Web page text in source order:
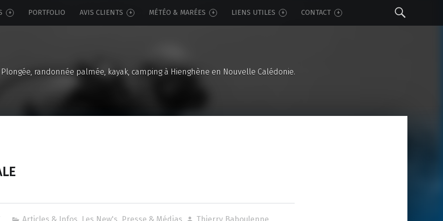
PORTFOLIO AVIS CLIENTS MÉTÉO & MARÉES LIENS UTILES CONTACT
Plongée, randonnée palmée, kayak, camping à Hienghène en Nouvelle Calédonie.